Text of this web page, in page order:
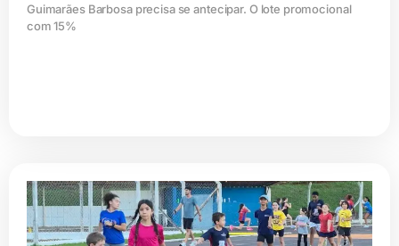
Guimarães Barbosa precisa se antecipar. O lote promocional
com 15%